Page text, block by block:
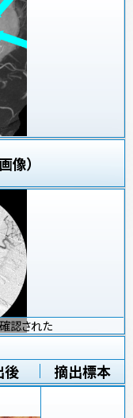
像）
認された
後 摘出標本